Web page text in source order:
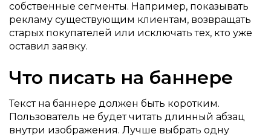
собственные сегменты. Например, показывать
рекламу существующим клиентам, возвращать
старых покупателей или исключать тех, кто уже
оставил заявку.
Что писать на баннере
Текст на баннере должен быть коротким.
Пользователь не будет читать длинный абзац
внутри изображения. Лучше выбрать одну